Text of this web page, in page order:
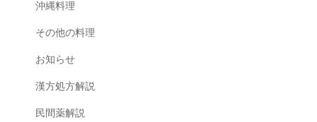
沖縄料理
その他の料理
お知らせ
漢方処方解説
民間薬解説